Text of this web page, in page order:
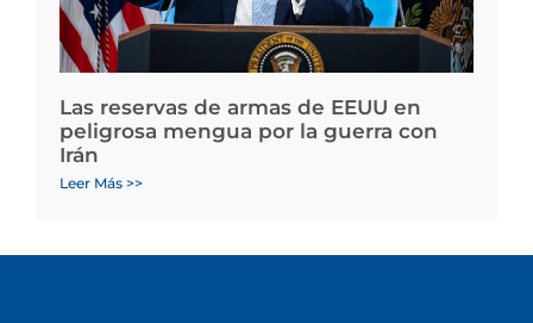
Las reservas de armas de EEUU en
peligrosa mengua por la guerra con
Irán
Leer Más >>